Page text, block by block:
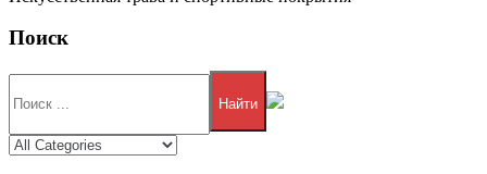
Поиск
Найти